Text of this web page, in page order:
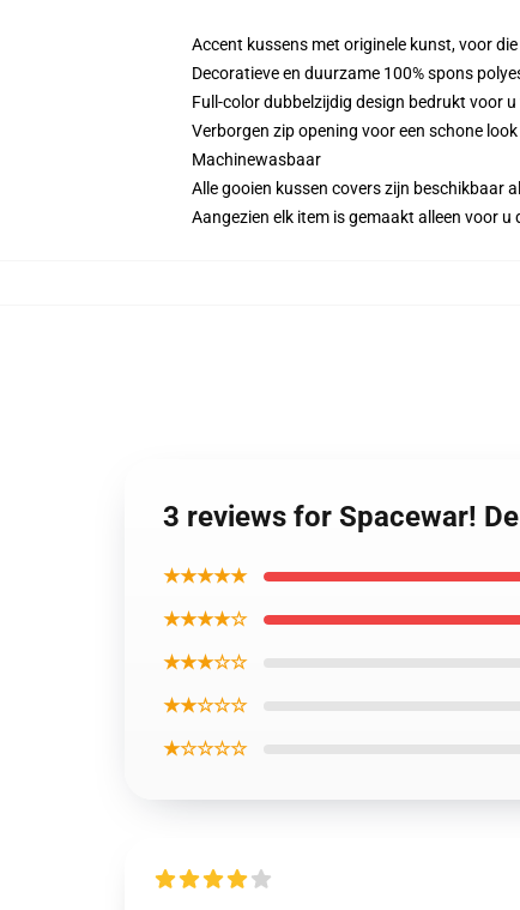
Accent kussens met originele kunst, voor
Decoratieve en duurzame 100% spons
Full-color dubbelzijdig design bedrukt voor
Verborgen zip opening voor een schone
Machinewasbaar
Alle gooien kussen covers zijn beschikbaar
Aangezien elk item is gemaakt alleen voor
3 reviews for Spacewar!
★★★★★
★★★★☆
★★★☆☆
★★☆☆☆
★☆☆☆☆